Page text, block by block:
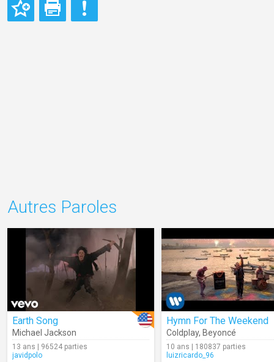
Autres Paroles
Earth Song
Michael Jackson
13 ans | 96524 parties
javidpolo
Hymn For The Weekend
Coldplay, Beyoncé
10 ans | 180837 parties
luizricardo_96